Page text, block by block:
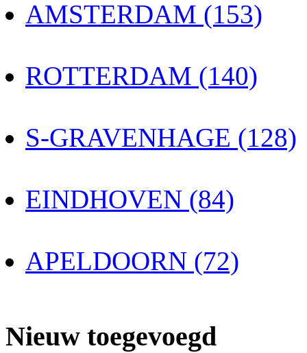
AMSTERDAM (153)
ROTTERDAM (140)
S-GRAVENHAGE (128)
EINDHOVEN (84)
APELDOORN (72)
Nieuw toegevoegd